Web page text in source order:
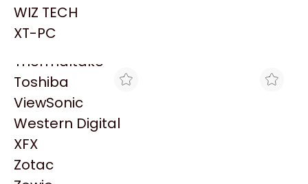
Sentey
Solarmax
Thermaltake
Toshiba
ViewSonic
Western Digital
XFX
Zotac
WIZ TECH
XT-PC
LN PANTUM P2509W
USB WIFI
$171.094